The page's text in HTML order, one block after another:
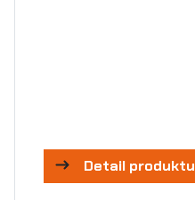
Detail produktu